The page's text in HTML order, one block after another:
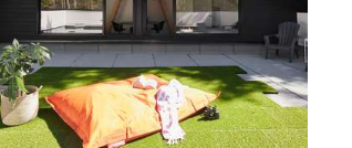
Sauvegarder